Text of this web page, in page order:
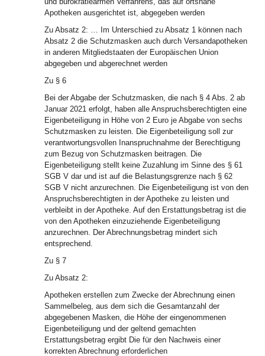
Apotheken ausgerichtet ist, abgegeben werden
Zu Absatz 2: … Im Unterschied zu Absatz 1 können nach
Absatz 2 die Schutzmasken auch durch Versandapotheken
in anderen Mitgliedstaaten der Europäischen Union
abgegeben und abgerechnet werden
Zu § 6
Bei der Abgabe der Schutzmasken, die nach § 4 Abs. 2 ab
Januar 2021 erfolgt, haben alle Anspruchsberechtigten eine
Eigenbeteiligung in Höhe von 2 Euro je Abgabe von sechs
Schutzmasken zu leisten. Die Eigenbeteiligung soll zur
verantwortungsvollen Inanspruchnahme der Berechtigung
zum Bezug von Schutzmasken beitragen. Die
Eigenbeteiligung stellt keine Zuzahlung im Sinne des § 61
SGB V dar und ist auf die Belastungsgrenze nach § 62
SGB V nicht anzurechnen. Die Eigenbeteiligung ist von den
Anspruchsberechtigten in der Apotheke zu leisten und
verbleibt in der Apotheke. Auf den Erstattungsbetrag ist die
von den Apotheken einzuziehende Eigenbeteiligung
anzurechnen. Der Abrechnungsbetrag mindert sich
entsprechend.
Zu § 7
Zu Absatz 2:
Apotheken erstellen zum Zwecke der Abrechnung einen
Sammelbeleg, aus dem sich die Gesamtanzahl der
abgegebenen Masken, die Höhe der eingenommenen
Eigenbeteiligung und der geltend gemachten
Erstattungsbetrag ergibt Die für den Nachweis einer
korrekten Abrechnung erforderlichen